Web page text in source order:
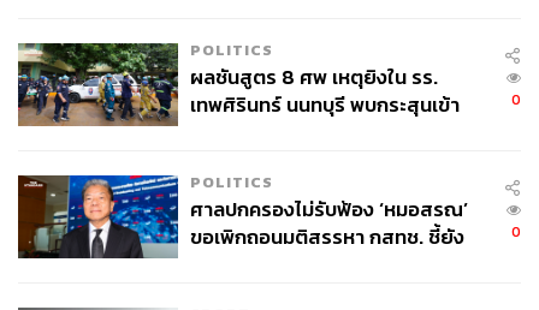
POLITICS
ผลชันสูตร 8 ศพ เหตุยิงใน รร.
เทพศิรินทร์ นนทบุรี พบกระสุนเข้า
0
POLITICS
ศาลปกครองไม่รับฟ้อง ‘หมอสรณ’
ขอเพิกถอนมติสรรหา กสทช. ชี้ยัง
0